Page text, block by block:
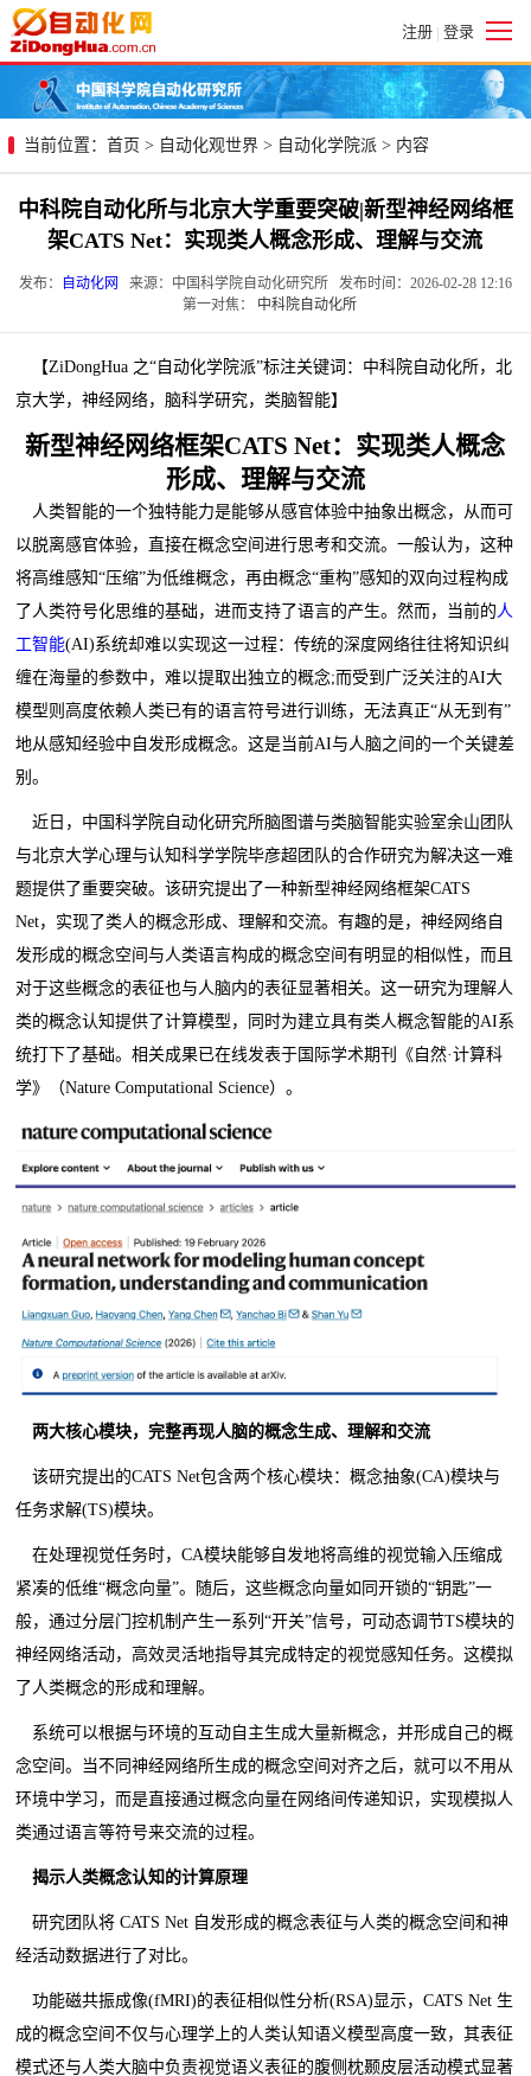
注册 | 登录
当前位置： 首页 > 自动化观世界 > 自动化学院派 > 内容
中科院自动化所与北京大学重要突破|新型神经网络框
架CATS Net：实现类人概念形成、理解与交流
发布： 自动化网
来源：中国科学院自动化研究所 发布时间：2026-02-28 12:16
第一对焦：
中科院自动化所
【ZiDongHua 之“自动化学院派”标注关键词：中科院自动化所，北
京大学，神经网络，脑科学研究，类脑智能】
新型神经网络框架CATS Net：实现类人概念
形成、理解与交流
人类智能的一个独特能力是能够从感官体验中抽象出概念，从而可
以脱离感官体验，直接在概念空间进行思考和交流。一般认为，这种
将高维感知“压缩”为低维概念，再由概念“重构”感知的双向过程构成
了人类符号化思维的基础，进而支持了语言的产生。然而，当前的 人
工智能(AI)系统却难以实现这一过程：传统的深度网络往往将知识纠
缠在海量的参数中，难以提取出独立的概念;而受到广泛关注的AI大
模型则高度依赖人类已有的语言符号进行训练，无法真正“从无到有”
地从感知经验中自发形成概念。这是当前AI与人脑之间的一个关键差
别。
近日，中国科学院自动化研究所脑图谱与类脑智能实验室余山团队
与北京大学心理与认知科学学院毕彦超团队的合作研究为解决这一难
题提供了重要突破。该研究提出了一种新型神经网络框架CATS
Net，实现了类人的概念形成、理解和交流。有趣的是，神经网络自
发形成的概念空间与人类语言构成的概念空间有明显的相似性，而且
对于这些概念的表征也与人脑内的表征显著相关。这一研究为理解人
类的概念认知提供了计算模型，同时为建立具有类人概念智能的AI系
统打下了基础。相关成果已在线发表于国际学术期刊《自然·计算科
学》（Nature Computational Science）。
两大核心模块，完整再现人脑的概念生成、理解和交流
该研究提出的CATS Net包含两个核心模块：概念抽象(CA)模块与
任务求解(TS)模块。
在处理视觉任务时，CA模块能够自发地将高维的视觉输入压缩成
紧凑的低维“概念向量”。随后，这些概念向量如同开锁的“钥匙”一
般，通过分层门控机制产生一系列“开关”信号，可动态调节TS模块的
神经网络活动，高效灵活地指导其完成特定的视觉感知任务。这模拟
了人类概念的形成和理解。
系统可以根据与环境的互动自主生成大量新概念，并形成自己的概
念空间。当不同神经网络所生成的概念空间对齐之后，就可以不用从
环境中学习，而是直接通过概念向量在网络间传递知识，实现模拟人
类通过语言等符号来交流的过程。
揭示人类概念认知的计算原理
研究团队将 CATS Net 自发形成的概念表征与人类的概念空间和神
经活动数据进行了对比。
功能磁共振成像(fMRI)的表征相似性分析(RSA)显示，CATS Net 生
成的概念空间不仅与心理学上的人类认知语义模型高度一致，其表征
模式还与人类大脑中负责视觉语义表征的腹侧枕颞皮层活动模式显著